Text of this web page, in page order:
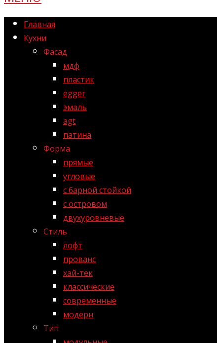
Главная
Кухни
Фасад
мдф
пластик
egger
эмаль
agt
патина
Форма
прямые
угловые
с барной стойкой
с островом
двухуровневые
Стиль
лофт
прованс
хай-тек
классические
современные
модерн
Тип